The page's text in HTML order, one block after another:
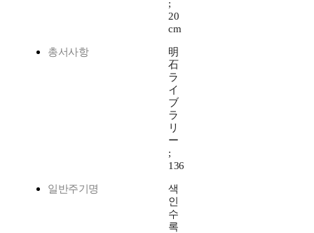
;
20
cm
총서사항
明
石
ラ
イ
ブ
ラ
リ
ー
;
136
일반주기명
색
인
수
록